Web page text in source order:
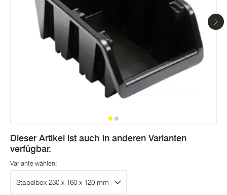
Dieser Artikel ist auch in anderen Varianten
verfügbar.
Variante wählen:
Stapelbox 230 x 160 x 120 mm